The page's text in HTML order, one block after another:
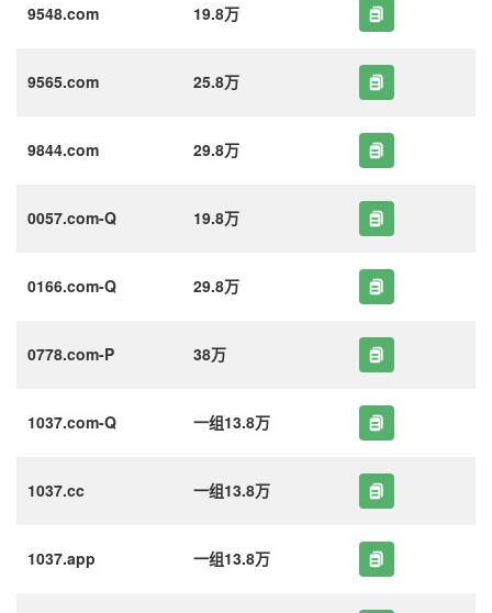
9548.com 19.8万
9565.com 25.8万
9844.com 29.8万
0057.com-Q 19.8万
0166.com-Q 29.8万
0778.com-P 38万
1037.com-Q 一组13.8万
1037.cc 一组13.8万
1037.app 一组13.8万